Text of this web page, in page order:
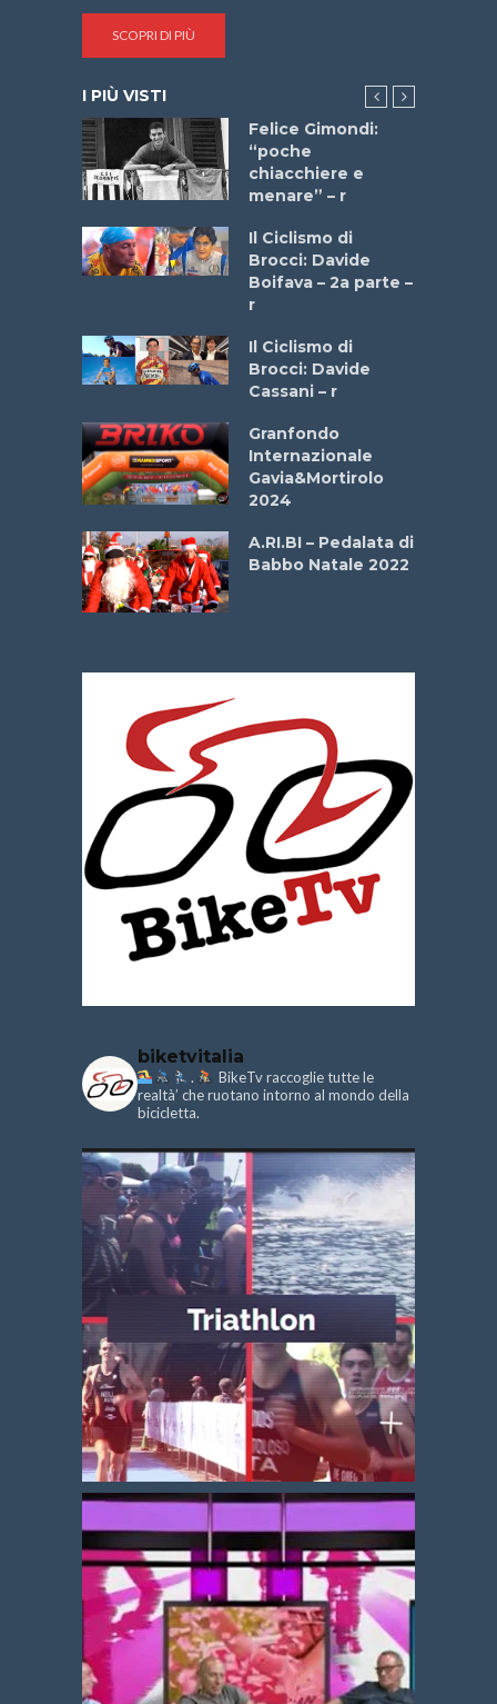
SCOPRI DI PIÙ
I PIÙ VISTI
Felice Gimondi:
“poche
chiacchiere e
menare” – r
Il Ciclismo di
Brocci: Davide
Boifava – 2a parte –
r
Il Ciclismo di
Brocci: Davide
Cassani – r
Granfondo
Internazionale
Gavia&Mortirolo
2024
A.RI.BI – Pedalata di
Babbo Natale 2022
biketvitalia
.
BikeTv raccoglie tutte le
realtà’ che ruotano intorno al mondo della
bicicletta.